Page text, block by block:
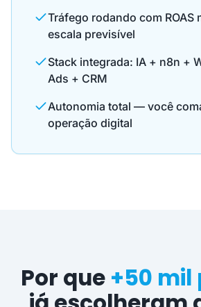
Tráfego rodando com ROAS
escala previsível
Stack integrada: IA + n8n +
Ads + CRM
Autonomia total — você
operação digital
Por que +50 mil